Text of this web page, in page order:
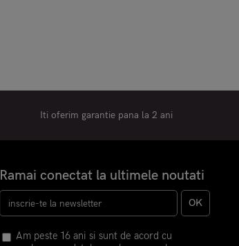
Iti oferim garantie pana la 2 ani
Ramai conectat la ultimele noutati
OK
Am peste 16 ani si sunt de acord cu